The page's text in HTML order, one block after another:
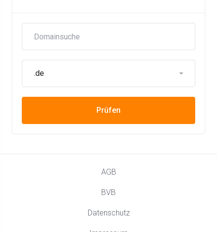
.de
Prüfen
AGB
BVB
Datenschutz